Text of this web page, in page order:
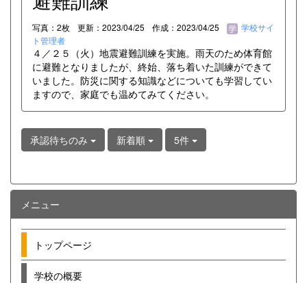
写真：2枚 更新：2023/04/25 作成：2023/04/25
学校サイ
ト管理者
４／２５（火）地震避難訓練を実施。雨天のため体育館
に避難となりましたが、終始、落ち着いた訓練ができて
いました。防災に関する知識などについても学習してい
ますので、家庭でも温めてみてください。
承認待ちのみ 新着順 5件
メニュー
トップページ
学校の概要